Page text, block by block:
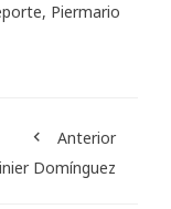
, Piermario
Anterior
Domínguez